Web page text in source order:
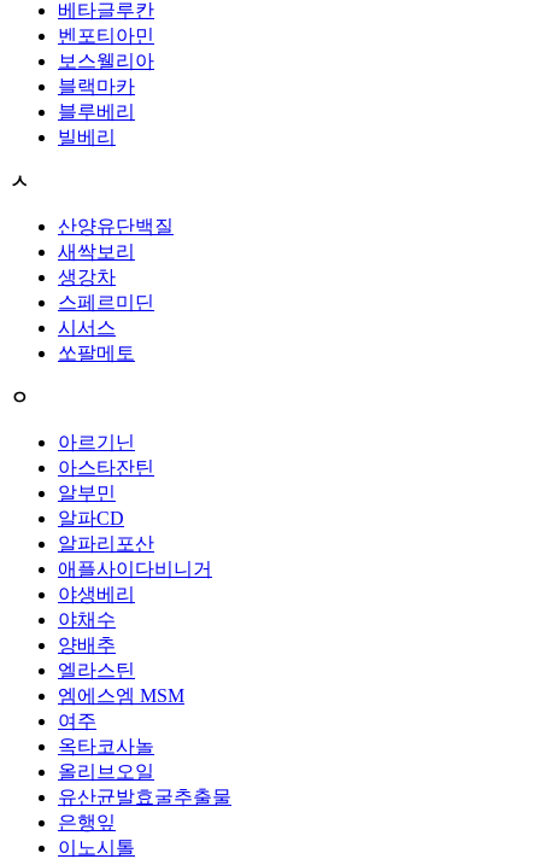
베타글루칸
벤포티아민
보스웰리아
블랙마카
블루베리
빌베리
ㅅ
산양유단백질
새싹보리
생강차
스페르미딘
시서스
쏘팔메토
ㅇ
아르기닌
아스타잔틴
알부민
알파CD
알파리포산
애플사이다비니거
야생베리
야채수
양배추
엘라스틴
엠에스엠 MSM
여주
옥타코사놀
올리브오일
유산균발효굴추출물
은행잎
이노시톨